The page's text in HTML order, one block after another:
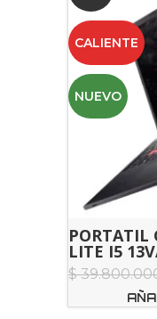
CALIENTE
NUEVO
PORTATIL
LITE I5
$